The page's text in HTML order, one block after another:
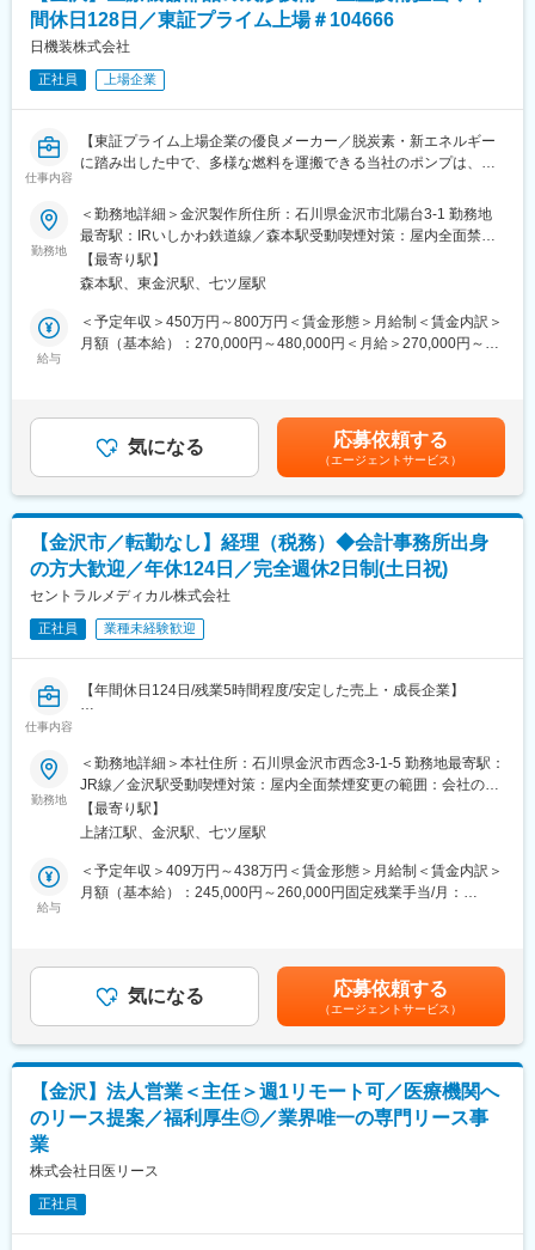
当社は『いのち』と『環境』を原点として、ものづくりを行うプ
ライム市場上場のメーカーです。世界屈指の「流体制御」技術を
もとに、社会インフラや命を支えています。多数のトップクラス
のシェア製品をもちながらも、新規事業などの新たな試みも多数
変更の範囲：会社の定める業務
■期待役割：
製作所全体の経営視点を持ち、組織のブレーンとして活躍いただ
ける方を求めています。
経験に応じて企画・分析業務を担い、広い視野で客観的な判断を
行うスキルが必要です。
単なる数字の積み上げにとどまらず、分析結果をもとに具体的な
アクションを導き、他部署を巻き込みながら統括していくリーダ
ーシップを期待しています。
■キャリアパス：
入社直後は装置・消耗品どちらかをご担当いただき、将来的には
担当製品の幅を広げて頂きます。
業務理解を深めて頂き将来的には管理職として部署を牽引してい
■部署での取り組み：
・工場全体の目標達成に向けてKGI・KPIを明確に設定し、それら
を各部署へ適切に落とし込みながら業務を推進しています。
■働き方：
在宅勤務、フレックスの利用が可能な環境です。
残業は20～30H程度です。
■金沢製作所について：
金沢製作所では当社のメディカル事業関係の主要製品を生産して
に社会貢献性が高いお仕事です。
当社は『いのち』と『環境』を原点として、ものづくりを行うプ
ライム市場上場のメーカーです。世界屈指の「流体制御」技術を
もとに、社会インフラや命を支えています。多数のトップクラス
のシェア製品をもちながらも、新規事業などの新たな試みも多数
展開しており、若手から活躍できる風土もございます。
変更の範囲：会社の定める業務
間休日128日／東証プライム上場＃104666
日機装株式会社
正社員 上場企業
仕事内容
【東証プライム上場企業の優良メーカー／脱炭素・新エネルギー
に踏み出した中で、多様な燃料を運搬できる当社のポンプは、時
性抜群です】
■業務内容：※経験に応じて以下業務をお任せします。
・装置メンテナンスや成形品のテストや評価実務、出荷までの全
体計画の立案と調整
・射出成形金型の仕様書作成（基本構造・構想）
・射出成形部品の成形条件だし（バリデーション作業含む）
■成形品
透析装置本体やダイヤライザー、血液回路など
■働き方
・在宅勤務：利用可能（原則は出社をお願いします。）
・FX勤務：利用可能
・残業：40H/月
■当社について：
当社は『いのち』と『環境』を原点として、ものづくりを行うプ
ライム市場上場のメーカーです。世界屈指の「流体制御」技術を
ており、若手から活躍できる風土もございます。
変更の範囲：会社の定める業務
勤務地
＜勤務地詳細＞金沢製作所住所：石川県金沢市北陽台3-1 勤務地
最寄駅：IRいしかわ鉄道線／森本駅受動喫煙対策：屋内全面禁煙
変更の範囲：会社の定める事業所（リモートワーク含む）
【最寄り駅】
森本駅、東金沢駅、七ツ屋駅
給与
＜予定年収＞450万円～800万円＜賃金形態＞月給制＜賃金内訳＞
月額（基本給）：270,000円～480,000円＜月給＞270,000円～
上下する可能性があります。月給(月額)は固定手当を含めた表記で
す。
気になる 応募依頼する
（エージェントサービス）
【金沢市／転勤なし】経理（税務）◆会計事務所出身
の方大歓迎／年休124日／完全週休2日制(土日祝)
セントラルメディカル株式会社
正社員 業種未経験歓迎
仕事内容
【年間休日124日/残業5時間程度/安定した売上・成長企業】
・経理部にて一般的な経理業務、法人税や消費税の申告、年末調
整をお任せします。
■主な業務内容：
・税務会計業務
・請求書発行業務
・入金処理業務
・支払処理業務他
フランクなお人柄で、会社になくてはならない存在に。専門性が
身につくことと規模の大きな仕事ができることやりがいに働かれ
・残業時間は平均で5～10ｈ（繁忙期で20時間程度）
■会社／求人の魅力：
地域の医療現場を支える会社です。
勤務地
＜勤務地詳細＞本社住所：石川県金沢市西念3-1-5 勤務地最寄駅：
JR線／金沢駅受動喫煙対策：屋内全面禁煙変更の範囲：会社の定
める事業所
【最寄り駅】
上諸江駅、金沢駅、七ツ屋駅
給与
＜予定年収＞409万円～438万円＜賃金形態＞月給制＜賃金内訳＞
月額（基本給）：245,000円～260,000円固定残業手当/月：
手当は時間外労働の有無にかかわらず20時間分の時間外手当とし
て支給。超過分は別途支給。■昇給：年1回■賞与：年2回（計3か
月分、前年度実績）賃金はあくまでも目安の金額であり、選考を
通じて上下する可能性があります。月給(月額)は固定手当を含めた
表記です。
気になる 応募依頼する
（エージェントサービス）
【金沢】法人営業＜主任＞週1リモート可／医療機関へ
のリース提案／福利厚生◎／業界唯一の専門リース事
業
株式会社日医リース
正社員